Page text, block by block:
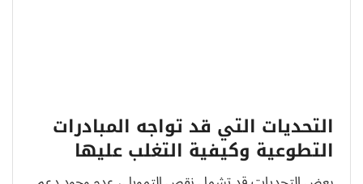
التحديات التي قد تواجه المبادرات
التطوعية وكيفية التغلب عليها